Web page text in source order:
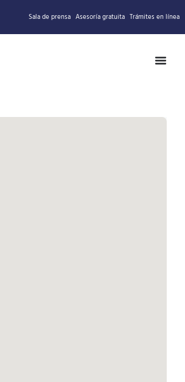
Sala de prensa Asesoría gratuita Trámites en línea